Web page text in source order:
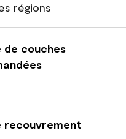
régions
de couches
recouvrement